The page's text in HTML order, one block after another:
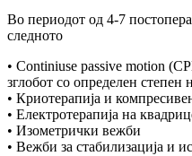
Во периодот од 4-7
следното
• Continiuse passive motion
зглобот со определен степен
• Криотерапија и
• Електротерапија на
• Изометрички вежби
• Вежби за стабилизација и